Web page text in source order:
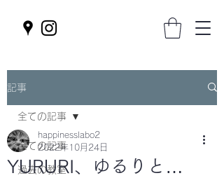
記事
全ての記事
過去の教室
全ての記事
YURURI、ゆるりと…
happinesslabo2
2022年10月24日